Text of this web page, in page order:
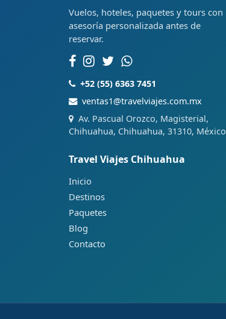
Vuelos, hoteles, paquetes y tours con
asesoría personalizada antes de
reservar.
+52 (55) 6363 7451
ventas1@travelviajes.com.mx
Av. Pascual Orozco, Magisterial,
Chihuahua, Chihuahua, 31310, México
Travel Viajes Chihuahua
Inicio
Destinos
Paquetes
Blog
Contacto